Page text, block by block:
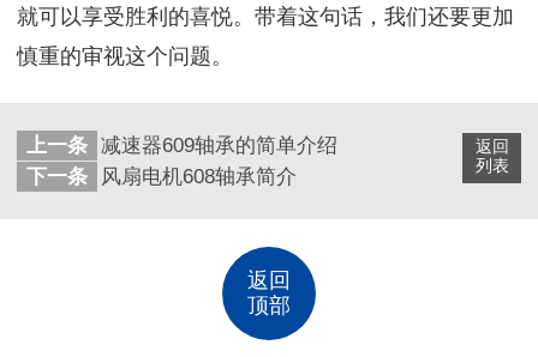
就可以享受胜利的喜悦。带着这句话，我们还要更加
慎重的审视这个问题。
返回
列表
上一条 减速器609轴承的简单介绍
下一条
风扇电机608轴承简介
返回
顶部